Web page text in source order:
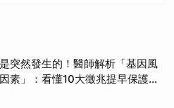
突然發生的！醫師解析「基因風
素」：看懂10大徵兆提早保護大